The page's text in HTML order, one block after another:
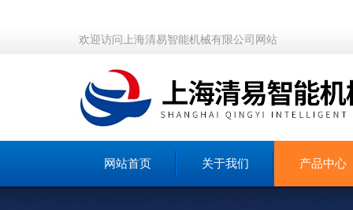
欢迎访问上海清易智能机械有限公司网站
网站首页 关于我们 产品中心